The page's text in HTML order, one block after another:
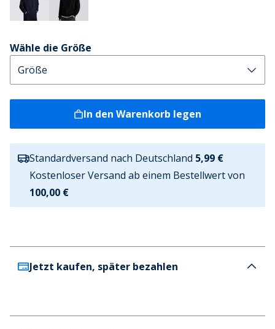
Wähle die Größe
In den Warenkorb legen
Standardversand nach Deutschland 5,99 €
Kostenloser Versand ab einem Bestellwert von
100,00 €
Jetzt kaufen, später bezahlen